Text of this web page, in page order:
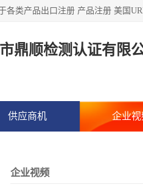
鼎顺检测认证有限
供应商机 企业视
企业视频